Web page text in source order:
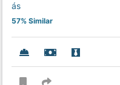
ás
57% Similar